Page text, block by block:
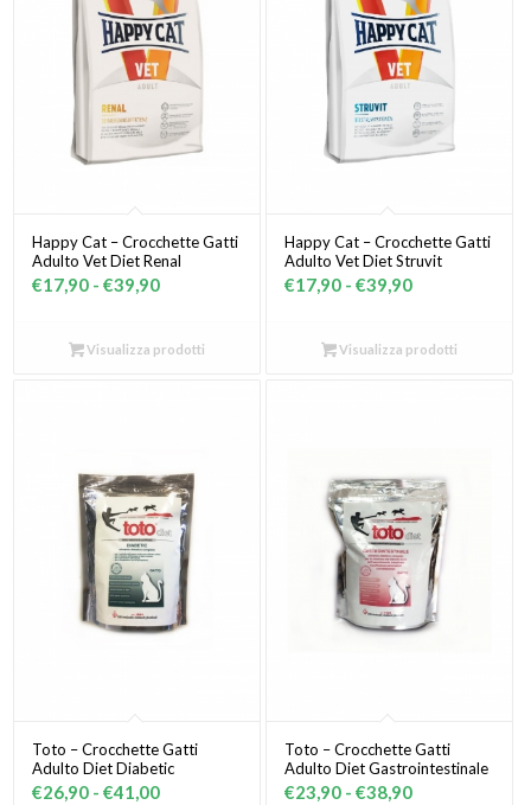
Happy Cat – Crocchette Gatti
Adulto Vet Diet Renal
€17,90 - €39,90Fascia
prezzo:
Visualizza prodotti
Happy Cat – Crocchette Gatti
Adulto Vet Diet Struvit
€17,90 - €39,90Fascia
prezzo:
Visualizza prodotti
Toto – Crocchette Gatti
Adulto Diet Diabetic
€26,90 - €41,00Fascia
Toto – Crocchette Gatti
Adulto Diet Gastrointestinale
€23,90 - €38,90Fascia